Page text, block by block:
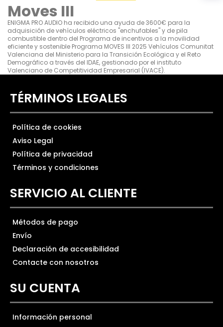
Moves III
ENIGMA PRO AUDIO ha recibido una ayuda de 3600€ para la
adquisición de vehículos eléctricos "enchufables" y de pila
combustible dentro del Programa de incentivos a la movilidad
eficiente y sostenible Programa MOVES III 2025 Vehículos Comunitat
Valenciana del Ministerio para la Transición Ecológica y el Reto
Demográfico a través del IDAE, gestionado por el instituto
Valenciano de Competitividad Empresarial (IVACE).
TÉRMINOS LEGALES
Política de cookies
Aviso Legal
Política de privacidad
Términos y condiciones
SERVICIO AL CLIENTE
Métodos de pago
Envío
Declaración de accesibilidad
Contacte con nosotros
SU CUENTA
Información personal